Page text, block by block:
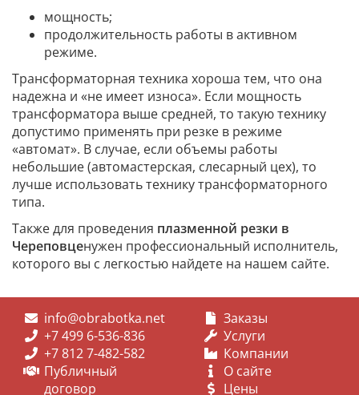
мощность;
продолжительность работы в активном
режиме.
Трансформаторная техника хороша тем, что она
надежна и «не имеет износа». Если мощность
трансформатора выше средней, то такую технику
допустимо применять при резке в режиме
«автомат». В случае, если объемы работы
небольшие (автомастерская, слесарный цех), то
лучше использовать технику трансформаторного
типа.
Также для проведения плазменной резки в
Череповценужен профессиональный исполнитель,
которого вы с легкостью найдете на нашем сайте.
info@obrabotka.net
+7 499 6-536-836
+7 812 7-482-582
Публичный
договор
Заказы
Услуги
Компании
О сайте
Цены